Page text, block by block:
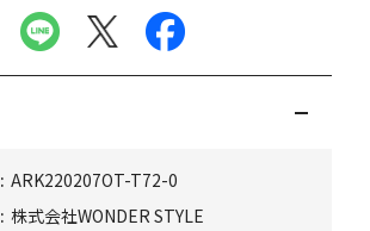
ARK220207OT-T72-0
株式会社WONDER STYLE